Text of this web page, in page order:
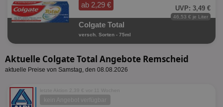
ab 2,29 € UVP: 3,49 €
46,53 € je Liter
Colgate Total
versch. Sorten - 75ml
Aktuelle Colgate Total Angebote Remscheid
aktuelle Preise von Samstag, den 08.08.2026
letzte Aktion 2,39 € vor 11 Wochen
kein Angebot verfügbar